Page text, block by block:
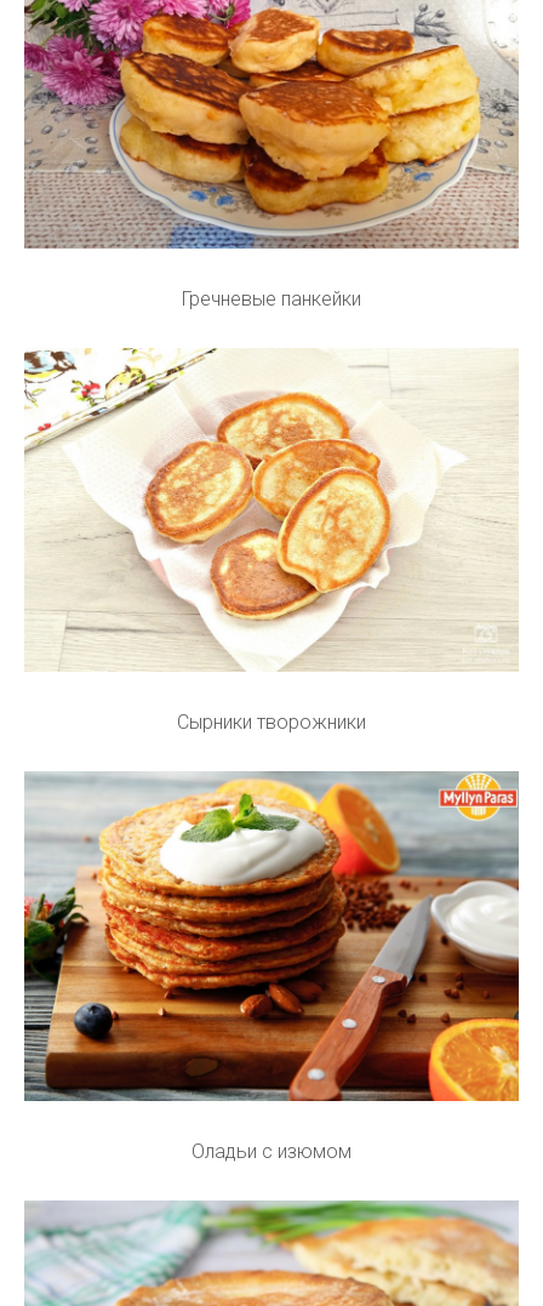
Гречневые панкейки
Сырники творожники
Оладьи с изюмом